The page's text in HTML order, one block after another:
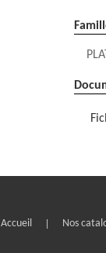
Accueil Nos